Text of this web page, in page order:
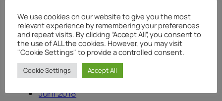
Juni 2020
Mai 2020
April 2020
August 2019
August 2018
Juli 2018
Juni 2018
We use cookies on our website to give you the most
relevant experience by remembering your preferences
and repeat visits. By clicking “Accept All”, you consent to
the use of ALL the cookies. However, you may visit
"Cookie Settings" to provide a controlled consent.
Cookie Settings Accept All